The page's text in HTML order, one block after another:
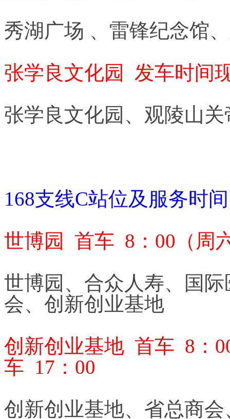
秀湖广场 、雷锋纪念馆
张学良文化园 发车时间
张学良文化园、观陵山
168支线C站位及服务时
世博园 首车 8：00（周
世博园、合众人寿、国
会、创新创业基地
创新创业基地 首车 8：
车 17：00
创新创业基地、省总商